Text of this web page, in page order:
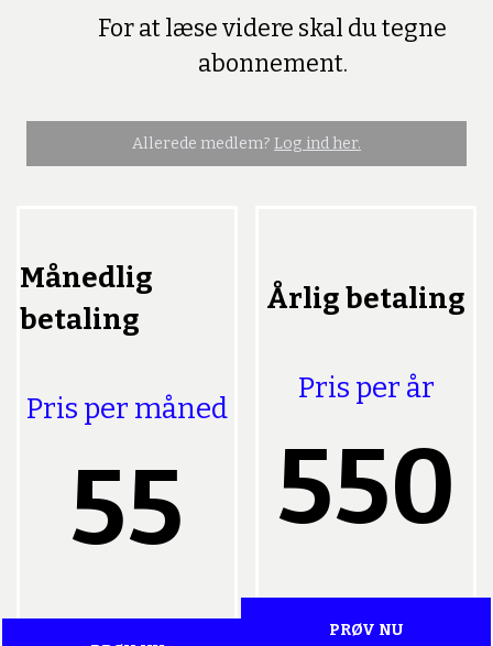
For at læse videre skal du tegne
abonnement.
Allerede medlem? Log ind her.
Månedlig
betaling
Pris per måned
55
Årlig betaling
Pris per år
550
PRØV NU